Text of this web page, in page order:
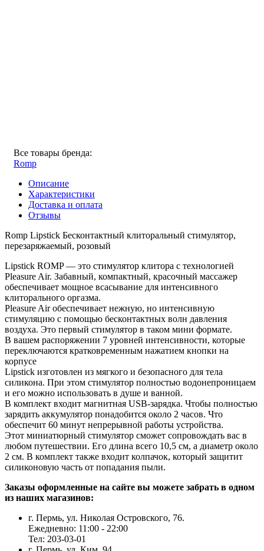
Все товары бренда:
Romp
Описание
Характеристики
Доставка и оплата
Отзывы
Romp Lipstick Бесконтактный клиторальный стимулятор,
перезаряжаемый, розовый
Lipstick ROMP — это стимулятор клитора с технологией
Pleasure Air. Забавный, компактный, красочный массажер
обеспечивает мощное всасывание для интенсивного
клиторального оргазма.
Pleasure Air обеспечивает нежную, но интенсивную
стимуляцию с помощью бесконтактных волн давления
воздуха. Это первый стимулятор в таком мини формате.
В вашем распоряжении 7 уровней интенсивности, которые
переключаются кратковременным нажатием кнопки на
корпусе
Lipstick изготовлен из мягкого и безопасного для тела
силикона. При этом стимулятор полностью водонепроницаем
и его можно использовать в душе и ванной.
В комплект входит магнитная USB-зарядка. Чтобы полностью
зарядить аккумулятор понадобится около 2 часов. Что
обеспечит 60 минут непрерывной работы устройства.
Этот миниатюрный стимулятор сможет сопровождать вас в
любом путешествии. Его длина всего 10,5 см, а диаметр около
2 см. В комплект также входит колпачок, который защитит
силиконовую часть от попадания пыли.
Заказы оформленные на сайте вы можете забрать в одном
из наших магазинов:
г. Пермь, ул. Николая Островского, 76.
Ежедневно: 11:00 - 22:00
Тел: 203-03-01